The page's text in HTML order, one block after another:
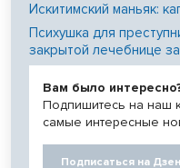
Искитимский маньяк:
Психушка для
закрытой лечебнице
Вам было
Подпишитесь на наш
самые интересные
Подписаться на Дзен